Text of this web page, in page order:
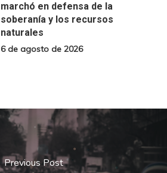
marchó en defensa de la
soberanía y los recursos
naturales
6 de agosto de 2026
Previous Post